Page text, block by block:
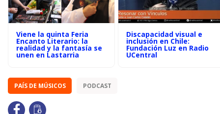
Viene la quinta Feria
Encanto Literario: la
realidad y la fantasía se
unen en Lastarria
Discapacidad visual e
inclusión en Chile:
Fundación Luz en Radio
UCentral
PAÍS DE MÚSICOS PODCAST